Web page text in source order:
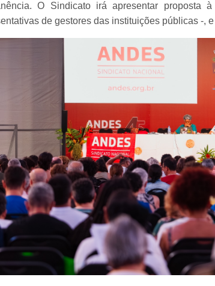
O Sindicato irá apresentar proposta
de gestores das instituições públicas -,